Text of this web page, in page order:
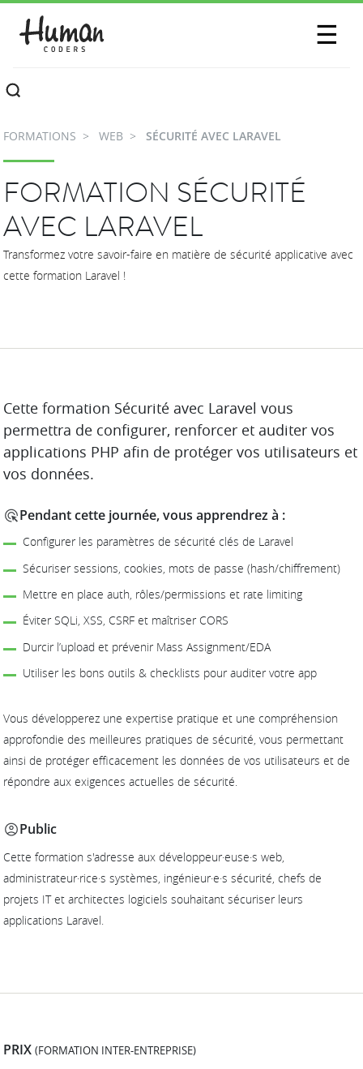
☰
CONTACTEZ-NOUS
FORMATIONS WEB SÉCURITÉ AVEC LARAVEL
FORMATION SÉCURITÉ
AVEC LARAVEL
Transformez votre savoir-faire en matière de sécurité applicative avec
cette formation Laravel !
DESCRIPTION
Cette formation Sécurité avec Laravel vous
permettra de configurer, renforcer et auditer vos
applications PHP afin de protéger vos utilisateurs et
vos données.
Pendant cette journée, vous apprendrez à :
Configurer les paramètres de sécurité clés de Laravel
Sécuriser sessions, cookies, mots de passe (hash/chiffrement)
Mettre en place auth, rôles/permissions et rate limiting
Éviter SQLi, XSS, CSRF et maîtriser CORS
Durcir l’upload et prévenir Mass Assignment/EDA
Utiliser les bons outils & checklists pour auditer votre app
Vous développerez une expertise pratique et une compréhension
approfondie des meilleures pratiques de sécurité, vous permettant
ainsi de protéger efficacement les données de vos utilisateurs et de
répondre aux exigences actuelles de sécurité.
Public
Cette formation s'adresse aux développeur·euse·s web,
administrateur·rice·s systèmes, ingénieur·e·s sécurité, chefs de
projets IT et architectes logiciels souhaitant sécuriser leurs
applications Laravel.
PRIX(FORMATION INTER-ENTREPRISE)